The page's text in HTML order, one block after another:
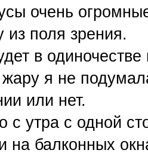
очень
из поля зрения.
в
я не
или нет.
с утра с одной
на балконных